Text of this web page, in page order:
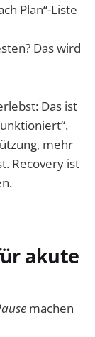
Plan“-Liste
Das wird
Das ist
mehr
Recovery ist
akute
machen